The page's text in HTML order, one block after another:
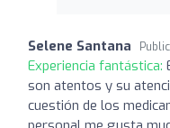
Selene Santana
Experiencia fantástica:
son atentos y su
cuestión de los